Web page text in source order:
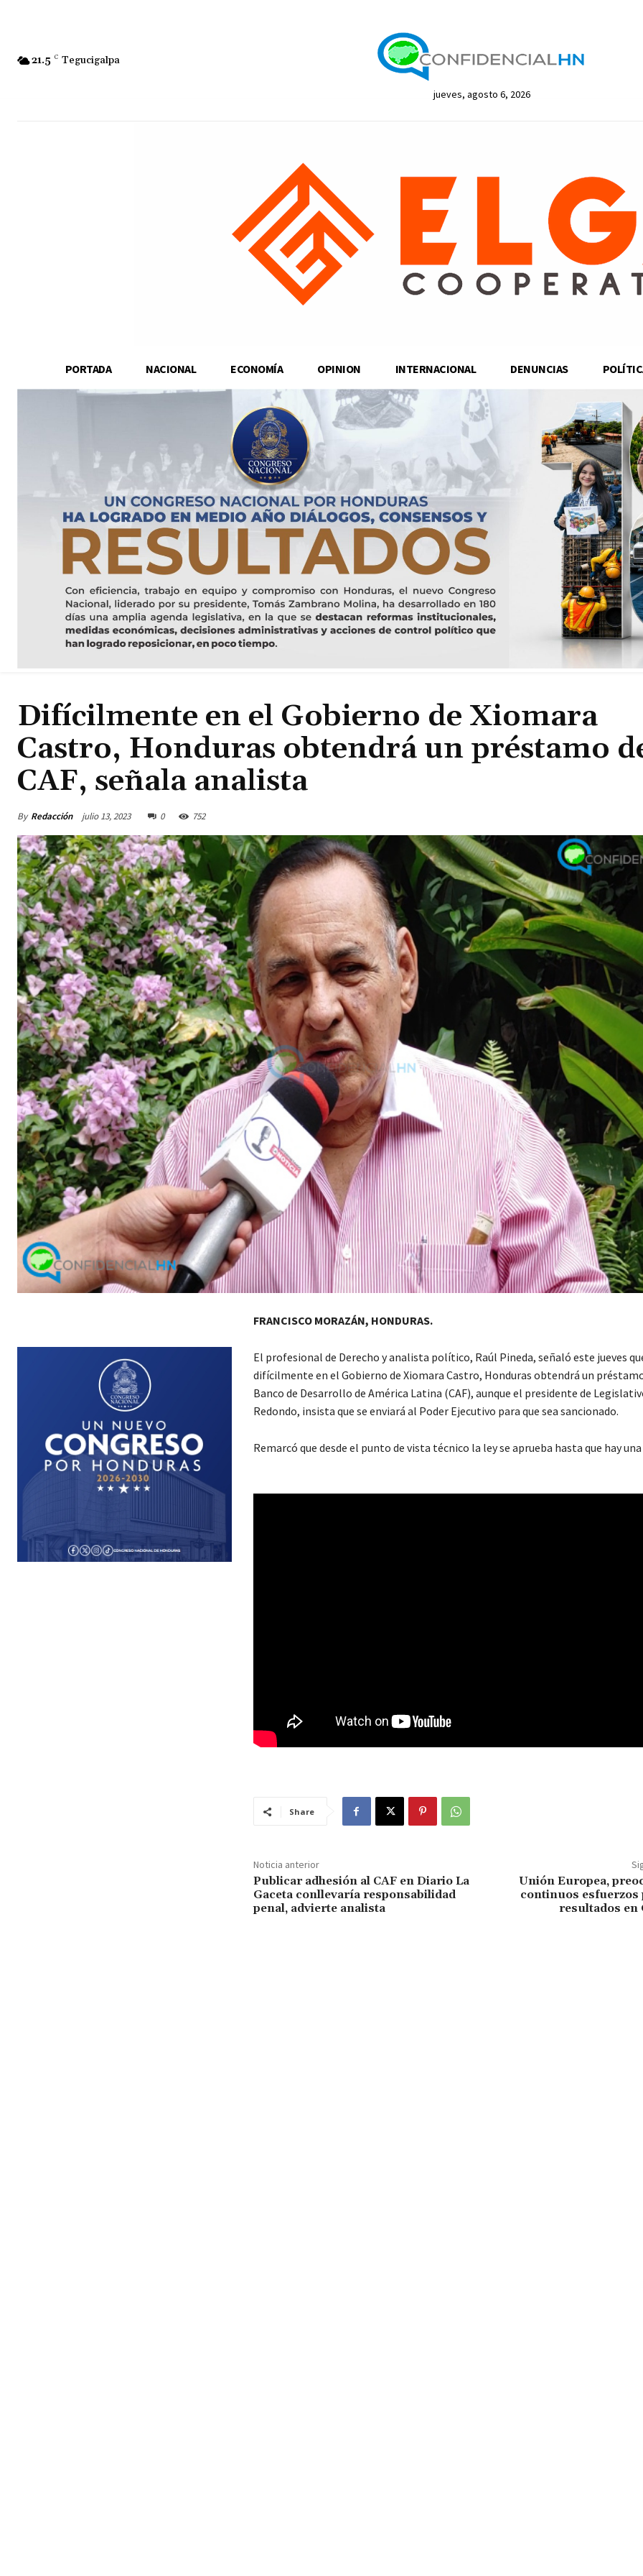
21.5 C Tegucigalpa
jueves, agosto 6, 2026
PORTADA NACIONAL ECONOMÍA OPINION INTERNACIONAL DENUNCIAS
Difícilmente en el Gobierno de Xiomara
Castro, Honduras obtendrá un préstamo
CAF, señala analista
By Redacción julio 13, 2023 0 752
FRANCISCO MORAZÁN, HONDURAS.
El profesional de Derecho y analista político, Raúl Pineda, señaló este jueves
difícilmente en el Gobierno de Xiomara Castro, Honduras obtendrá un
Banco de Desarrollo de América Latina (CAF), aunque el presidente de
Redondo, insista que se enviará al Poder Ejecutivo para que sea sancionado.
Remarcó que desde el punto de vista técnico la ley se aprueba hasta que hay
Share
Noticia anterior
Publicar adhesión al CAF en Diario La
Gaceta conllevaría responsabilidad
penal, advierte analista
Unión Europea,
continuos esfuerzos
resultados en